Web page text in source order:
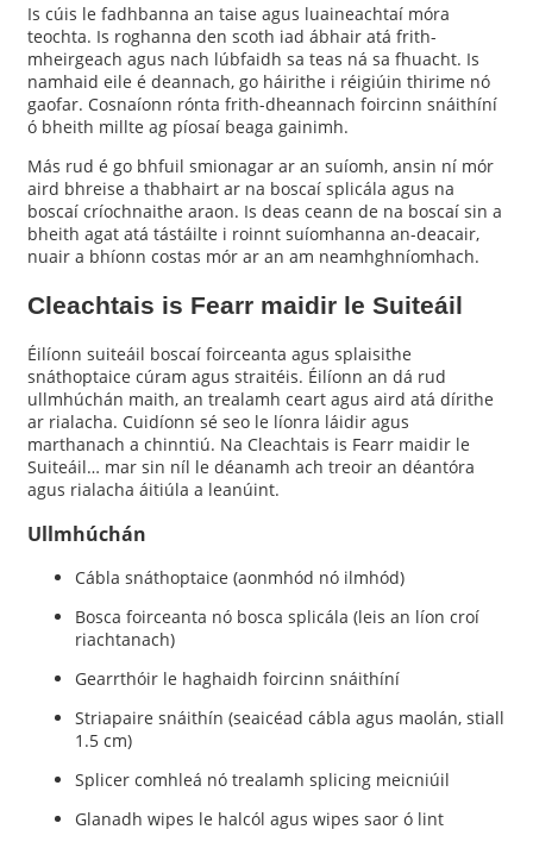
Is cúis le fadhbanna an taise agus luaineachtaí móra
teochta. Is roghanna den scoth iad ábhair atá frith-
mheirgeach agus nach lúbfaidh sa teas ná sa fhuacht. Is
namhaid eile é deannach, go háirithe i réigiúin thirime nó
gaofar. Cosnaíonn rónta frith-dheannach foircinn snáithíní
ó bheith millte ag píosaí beaga gainimh.
Más rud é go bhfuil smionagar ar an suíomh, ansin ní mór
aird bhreise a thabhairt ar na boscaí splicála agus na
boscaí críochnaithe araon. Is deas ceann de na boscaí sin a
bheith agat atá tástáilte i roinnt suíomhanna an-deacair,
nuair a bhíonn costas mór ar an am neamhghníomhach.
Cleachtais is Fearr maidir le Suiteáil
Éilíonn suiteáil boscaí foirceanta agus splaisithe
snáthoptaice cúram agus straitéis. Éilíonn an dá rud
ullmhúchán maith, an trealamh ceart agus aird atá dírithe
ar rialacha. Cuidíonn sé seo le líonra láidir agus
marthanach a chinntiú. Na Cleachtais is Fearr maidir le
Suiteáil… mar sin níl le déanamh ach treoir an déantóra
agus rialacha áitiúla a leanúint.
Ullmhúchán
Cábla snáthoptaice (aonmhód nó ilmhód)
Bosca foirceanta nó bosca splicála (leis an líon croí
riachtanach)
Gearrthóir le haghaidh foircinn snáithíní
Striapaire snáithín (seaicéad cábla agus maolán, stiall
1.5 cm)
Splicer comhleá nó trealamh splicing meicniúil
Glanadh wipes le halcól agus wipes saor ó lint